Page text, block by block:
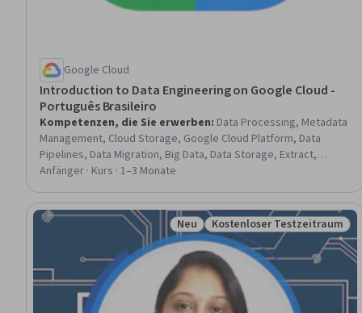
Google Cloud
Introduction to Data Engineering on Google Cloud -
Português Brasileiro
Kompetenzen, die Sie erwerben: Data Processing, Metadata
Management, Cloud Storage, Google Cloud Platform, Data
Pipelines, Data Migration, Big Data, Data Storage, Extract,
Transform, Load, Data Infrastructure, Data Lakes, Data
Data Transformation
Anfänger · Kurs · 1–3 Monate
Status: Neu
Neu Status: Kostenloser
Kostenloser Testzeitraum